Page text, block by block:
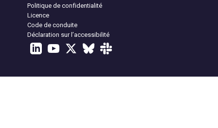
Politique de confidentialité
Licence
Code de conduite
Déclaration sur l’accessibilité